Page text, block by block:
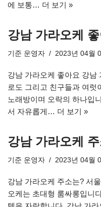
에 보통… 더 보기 »
강남 가라오케
기준 운영자 2023년 04월
강남 가라오케 좋아요 강남
로도 그리고 친구들과 여럿
노래방이며 오락의 하나입
서 자유롭게… 더 보기 »
강남 가라오케
기준 운영자 2023년 04월
강남 가라오케 주소는? 서
오케는 초대형 룸싸롱입니